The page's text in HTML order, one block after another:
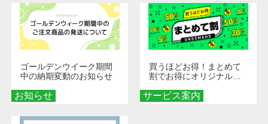
お知らせ
ゴールデンウイーク期間
中の納期変動のお知らせ
サービス案内
買うほどお得！まとめて
割でお得にオリジナルグ